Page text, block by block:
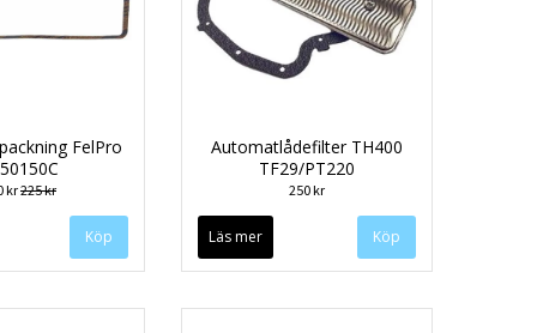
FelPro
kr225 kr
Automatlådefilter TH400
TF29/PT220
250 kr
Läs mer